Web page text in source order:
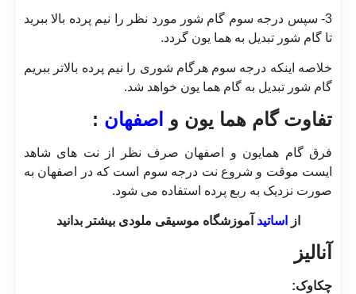
3- سپس درجه سوم گام شور مورد نظر را نیم پرده بالا ببرید
تا گام شور تبدیل به هما یون گردد.
خلاصه اینکه درجه سوم هرگام شوری را نیم پرده بالاتر ببریم
گام شور تبدیل به گام هما یون خواهد شد.
تفاوت گام هما یون و اصفهان :
فرق گام همایون و اصفهان صرف نظر از نت های شاهد
ایست موقت و شروع نت درجه سوم است که در اصفهان به
صورت نزدیک به ربع پرده استفاده می شود.
از اساتید آموزشگاه موسیقی ملودی بیشتر بدانید
آنالیز
چکاوک: